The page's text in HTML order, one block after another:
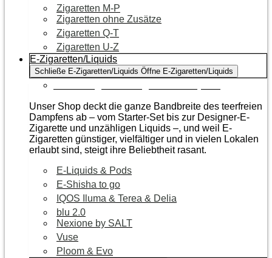
Zigaretten M-P
Zigaretten ohne Zusätze
Zigaretten Q-T
Zigaretten U-Z
E-Zigaretten/Liquids
Schließe E-Zigaretten/Liquids Öffne E-Zigaretten/Liquids
Unser Shop deckt die ganze Bandbreite des teerfreien
Dampfens ab – vom Starter-Set bis zur Designer-E-
Zigarette und unzähligen Liquids –, und weil E-
Zigaretten günstiger, vielfältiger und in vielen Lokalen
erlaubt sind, steigt ihre Beliebtheit rasant.
E-Liquids & Pods
E-Shisha to go
IQOS Iluma & Terea & Delia
blu 2.0
Nexione by SALT
Vuse
Ploom & Evo